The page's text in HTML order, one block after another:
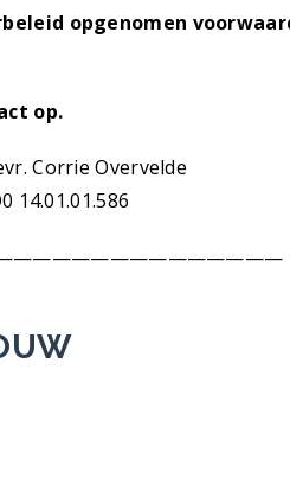
opgenomen
op.
Corrie Overvelde
14.01.01.586